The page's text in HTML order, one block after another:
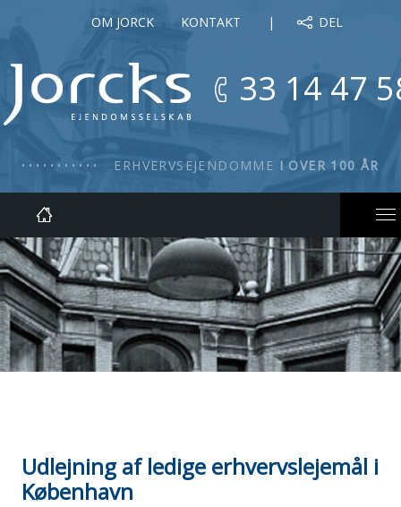
OM JORCK KONTAKT DEL
33 14 47
ERHVERVSEJENDOMME I OVER 100 ÅR
Udlejning af ledige erhvervslejemål i
København